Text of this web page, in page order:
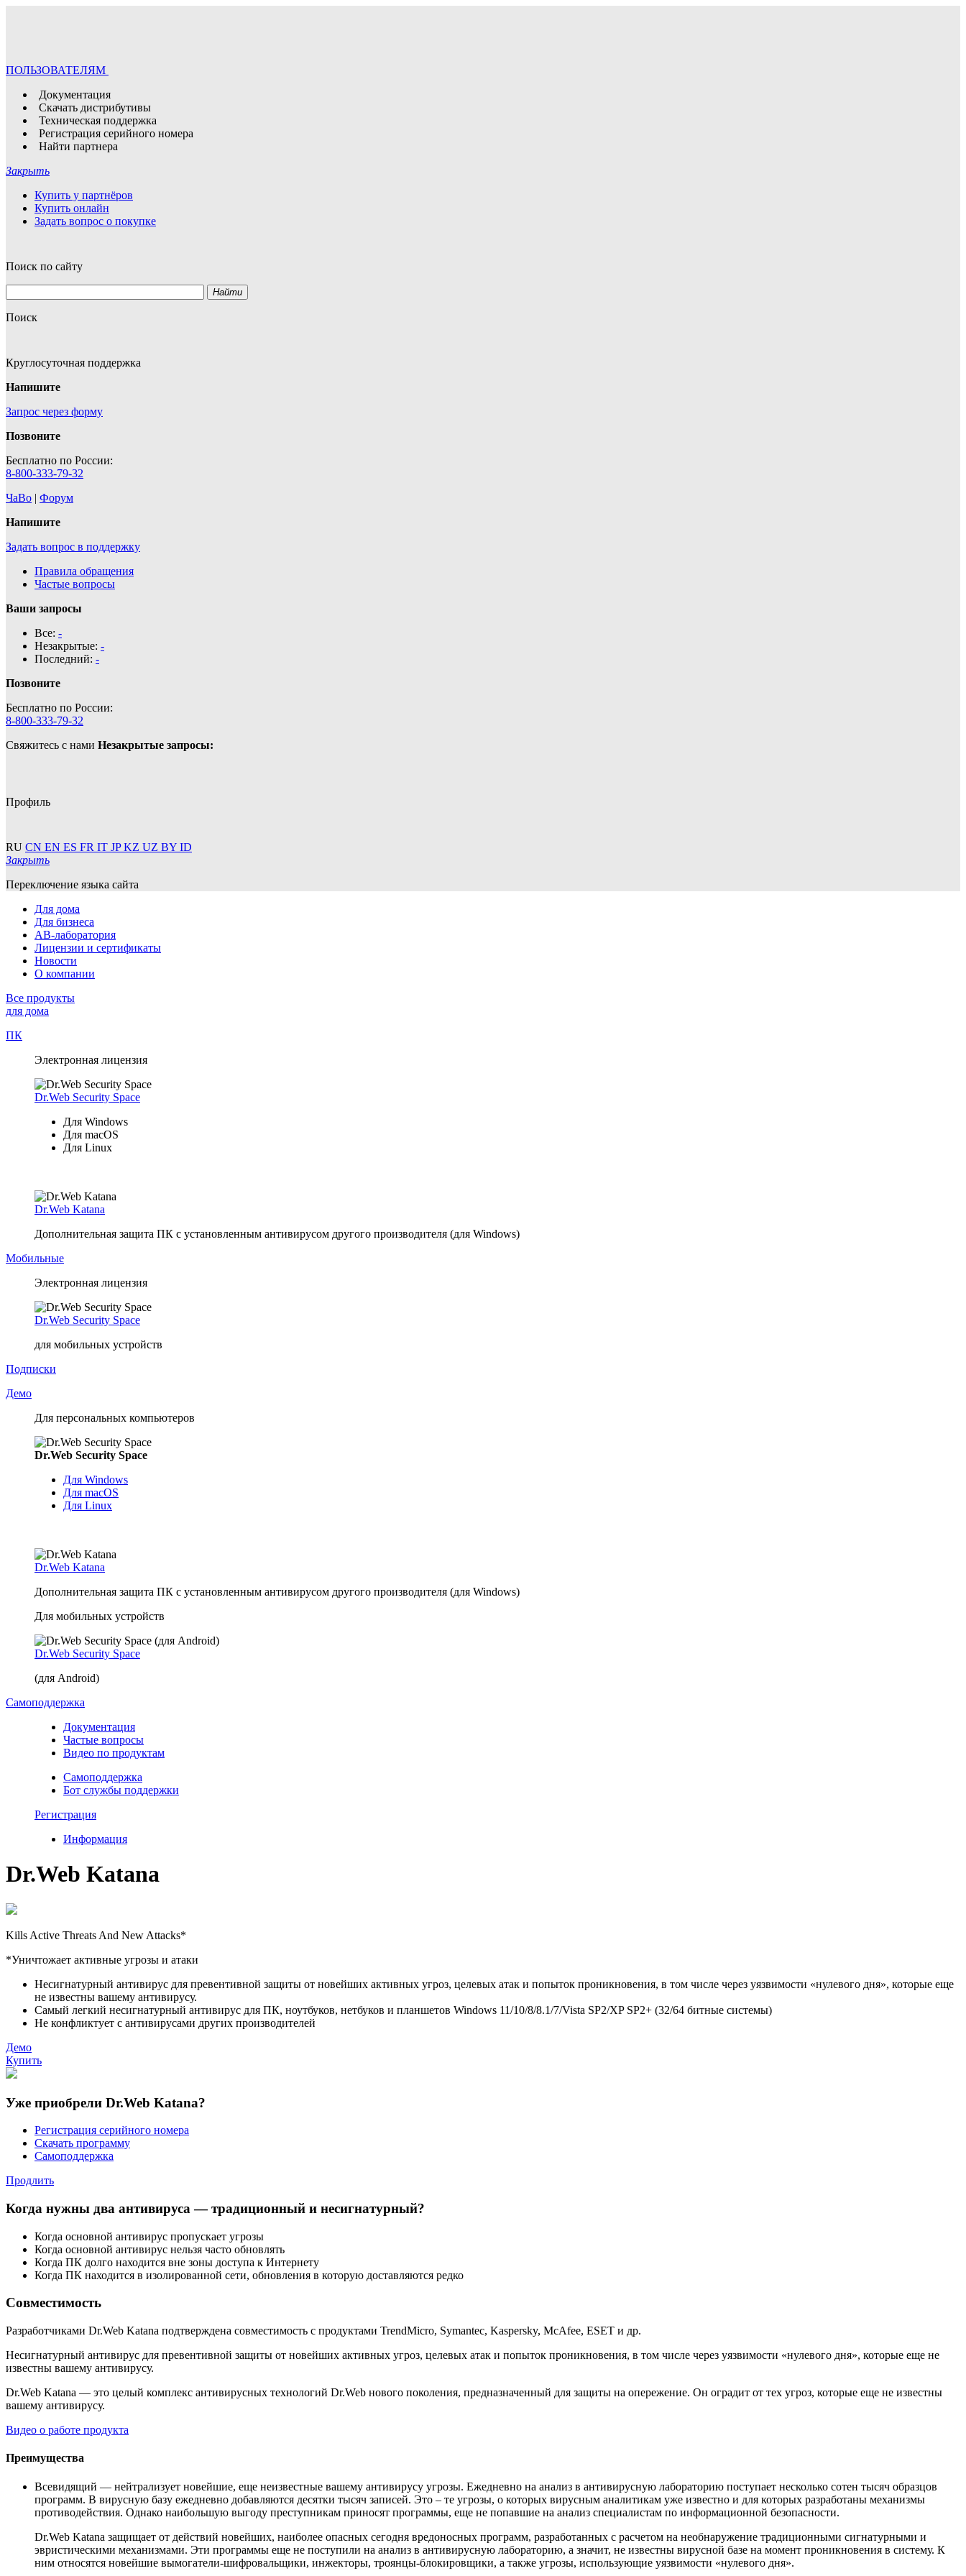
ПОЛЬЗОВАТЕЛЯМ
Документация
Скачать дистрибутивы
Техническая поддержка
Регистрация серийного номера
Найти партнера
Закрыть
Купить у партнёров
Купить онлайн
Задать вопрос о покупке
Поиск по сайту
Найти
Поиск
Круглосуточная поддержка
Напишите
Запрос через форму
Позвоните
Бесплатно по России:
8-800-333-79-32
ЧаВо | Форум
Напишите
Задать вопрос в поддержку
Правила обращения
Частые вопросы
Ваши запросы
Все: -
Незакрытые: -
Последний: -
Позвоните
Бесплатно по России:
8-800-333-79-32
Свяжитесь с нами Незакрытые запросы:
Профиль
RU CN EN ES FR IT JPKZ UZ BY ID
Закрыть
Переключение языка сайта
Для дома
Для бизнеса
АВ-лаборатория
Лицензии и сертификаты
Новости
О компании
Все продукты
для дома
ПК
Электронная лицензия
Dr.Web Security Space
Для Windows
Для macOS
Для Linux
Dr.Web Katana
Дополнительная защита ПК с установленным антивирусом другого производителя (для Windows)
Мобильные
Электронная лицензия
Dr.Web Security Space
для мобильных устройств
Подписки
Демо
Для персональных компьютеров
Dr.Web Security Space
Для Windows
Для macOS
Для Linux
Dr.Web Katana
Дополнительная защита ПК с установленным антивирусом другого производителя (для Windows)
Для мобильных устройств
Dr.Web Security Space
(для Android)
Самоподдержка
Документация
Частые вопросы
Видео по продуктам
Самоподдержка
Бот службы поддержки
Регистрация
Информация
Dr.Web Katana
Kills Active Threats And New Attacks*
*Уничтожает активные угрозы и атаки
Несигнатурный антивирус для превентивной защиты от новейших активных угроз, целевых атак и попыток проникновения, в том числе через уязвимости «нулевого дня», которые еще
не известны вашему антивирусу.
Самый легкий несигнатурный антивирус для ПК, ноутбуков, нетбуков и планшетов Windows 11/10/8/8.1/7/Vista SP2/XP SP2+ (32/64 битные системы)
Не конфликтует с антивирусами других производителей
Демо
Купить
Уже приобрели Dr.Web Katana?
Регистрация серийного номера
Скачать программу
Самоподдержка
Продлить
Когда нужны два антивируса — традиционный и несигнатурный?
Когда основной антивирус пропускает угрозы
Когда основной антивирус нельзя часто обновлять
Когда ПК долго находится вне зоны доступа к Интернету
Когда ПК находится в изолированной сети, обновления в которую доставляются редко
Совместимость
Разработчиками Dr.Web Katana подтверждена совместимость с продуктами TrendMicro, Symantec, Kaspersky, McAfee, ESET и др.
Несигнатурный антивирус для превентивной защиты от новейших активных угроз, целевых атак и попыток проникновения, в том числе через уязвимости «нулевого дня», которые еще не
известны вашему антивирусу.
Dr.Web Katana — это целый комплекс антивирусных технологий Dr.Web нового поколения, предназначенный для защиты на опережение. Он оградит от тех угроз, которые еще не известны
вашему антивирусу.
Видео о работе продукта
Преимущества
Всевидящий — нейтрализует новейшие, еще неизвестные вашему антивирусу угрозы. Ежедневно на анализ в антивирусную лабораторию поступает несколько сотен тысяч образцов
программ. В вирусную базу ежедневно добавляются десятки тысяч записей. Это – те угрозы, о которых вирусным аналитикам уже известно и для которых разработаны механизмы
противодействия. Однако наибольшую выгоду преступникам приносят программы, еще не попавшие на анализ специалистам по информационной безопасности.
Dr.Web Katana защищает от действий новейших, наиболее опасных сегодня вредоносных программ, разработанных с расчетом на необнаружение традиционными сигнатурными и
эвристическими механизмами. Эти программы еще не поступили на анализ в антивирусную лабораторию, а значит, не известны вирусной базе на момент проникновения в систему. К
ним относятся новейшие вымогатели-шифровальщики, инжекторы, троянцы-блокировщики, а также угрозы, использующие уязвимости «нулевого дня».